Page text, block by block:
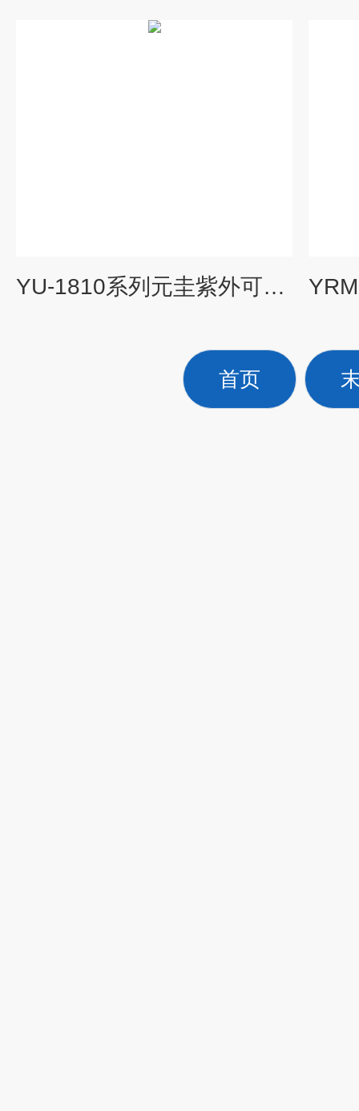
YU-1810系列元圭紫外可见分光光度计
首页